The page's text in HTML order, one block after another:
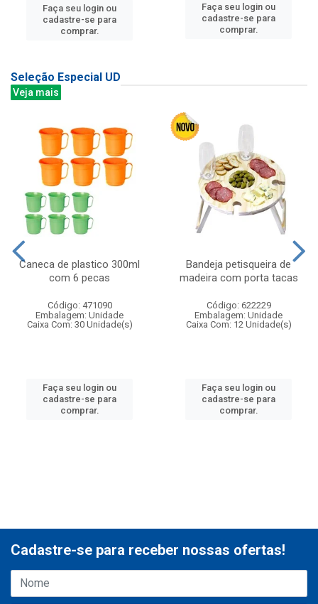
Faça seu login ou
cadastre-se para
comprar.
Faça seu login ou
cadastre-se para
comprar.
Seleção Especial UD
Veja mais
Caneca de plastico 300ml
com 6 pecas
Código: 471090
Embalagem: Unidade
Caixa Com: 30 Unidade(s)
Faça seu login ou
cadastre-se para
comprar.
Bandeja petisqueira de
madeira com porta tacas
Código: 622229
Embalagem: Unidade
Caixa Com: 12 Unidade(s)
Faça seu login ou
cadastre-se para
comprar.
Cadastre-se para receber nossas ofertas!